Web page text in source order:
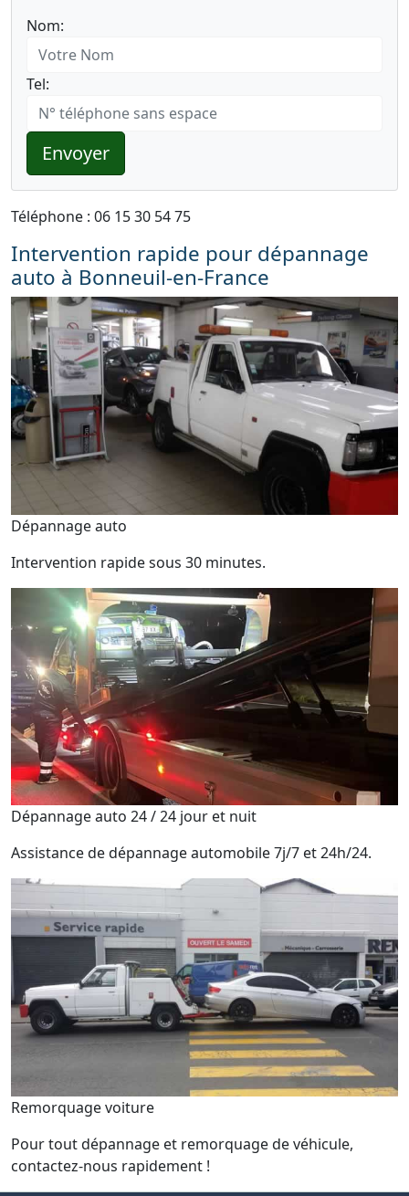
Nom:
Tel:
Envoyer
Téléphone : 06 15 30 54 75
Intervention rapide pour dépannage
auto à Bonneuil-en-France
Dépannage auto
Intervention rapide sous 30 minutes.
Dépannage auto 24 / 24 jour et nuit
Assistance de dépannage automobile 7j/7 et 24h/24.
Remorquage voiture
Pour tout dépannage et remorquage de véhicule,
contactez-nous rapidement !